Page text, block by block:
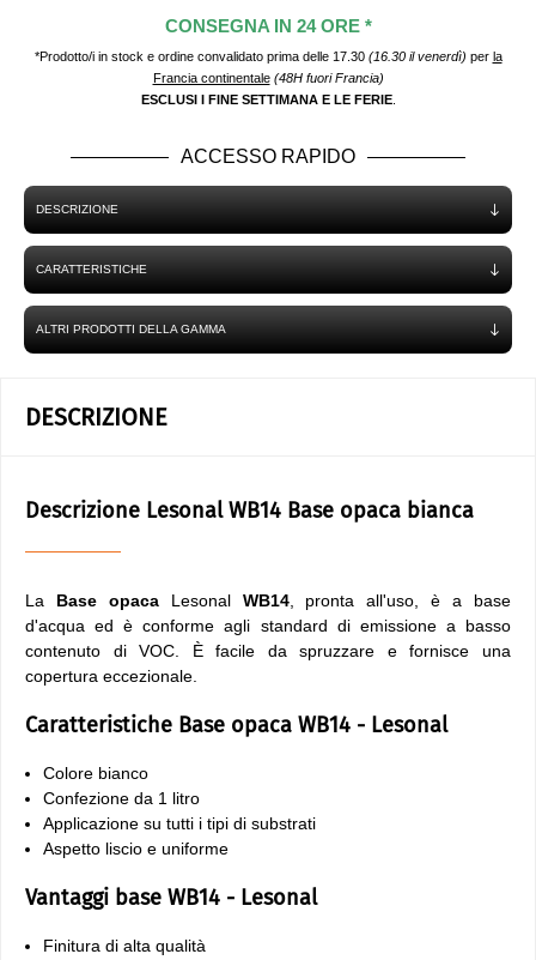
CONSEGNA IN 24 ORE *
*Prodotto/i in stock e ordine convalidato prima delle 17.30 (16.30 il venerdì) per la
Francia continentale (48H fuori Francia)
ESCLUSI I FINE SETTIMANA E LE FERIE.
ACCESSO RAPIDO
DESCRIZIONE
CARATTERISTICHE
ALTRI PRODOTTI DELLA GAMMA
DESCRIZIONE
Descrizione Lesonal WB14 Base opaca bianca
La Base opacaLesonal WB14, pronta all'uso, è a base
d'acqua ed è conforme agli standard di emissione a basso
contenuto di VOC. È facile da spruzzare e fornisce una
copertura eccezionale.
Caratteristiche Base opaca WB14 - Lesonal
Colore bianco
Confezione da 1 litro
Applicazione su tutti i tipi di substrati
Aspetto liscio e uniforme
Vantaggi base WB14 - Lesonal
Finitura di alta qualità